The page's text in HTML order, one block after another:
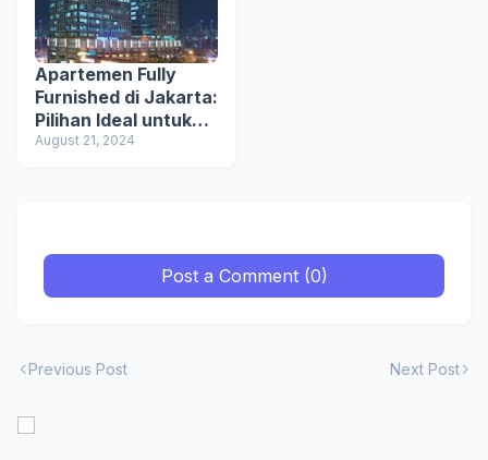
Apartemen Fully
Furnished di Jakarta:
Pilihan Ideal untuk
Hunian Praktis dan
August 21, 2024
Post a Comment (0)
Previous Post Next Post